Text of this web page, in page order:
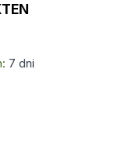
7 dni